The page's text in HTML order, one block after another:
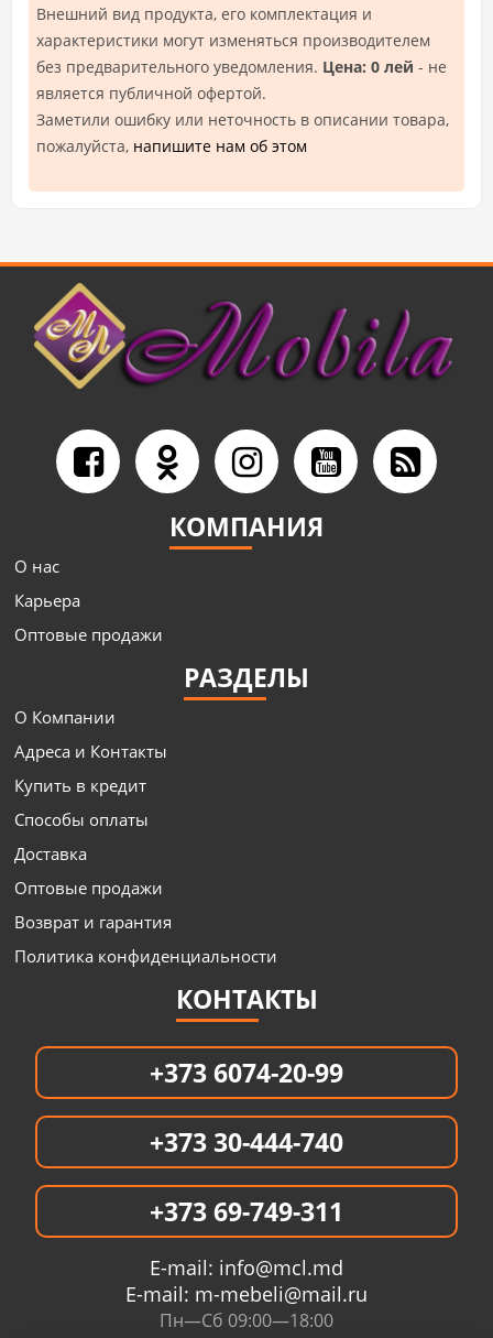
Внешний вид продукта, его комплектация и
характеристики могут изменяться производителем
без предварительного уведомления. Цена: 0 лей - не
является публичной офертой.
Заметили ошибку или неточность в описании товара,
пожалуйста, напишите нам об этом
КОМПАНИЯ
О нас
Карьера
Оптовые продажи
РАЗДЕЛЫ
О Компании
Адреса и Контакты
Купить в кредит
Способы оплаты
Доставка
Оптовые продажи
Возврат и гарантия
Политика конфиденциальности
КОНТАКТЫ
+373 6074-20-99
+373 30-444-740
+373 69-749-311
E-mail: info@mcl.md
E-mail: m-mebeli@mail.ru
Пн—Сб 09:00—18:00